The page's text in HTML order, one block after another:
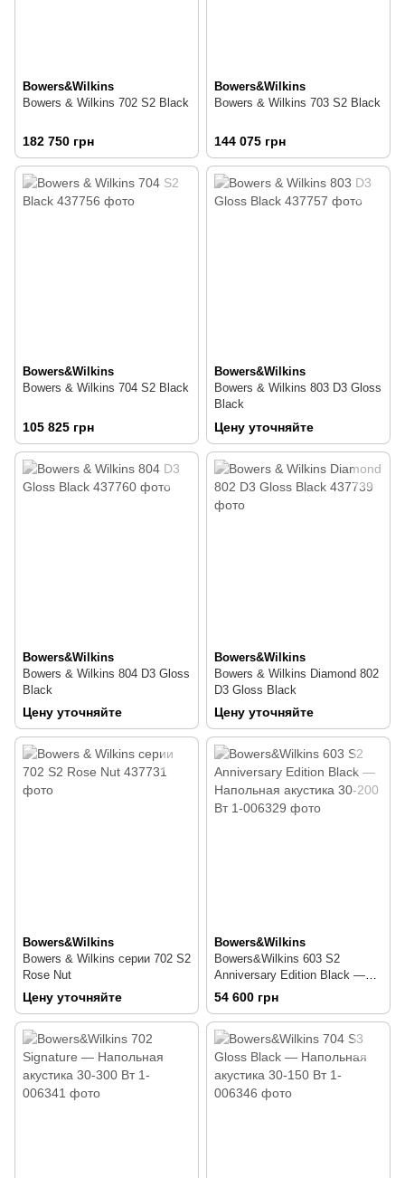
Bowers&Wilkins
Bowers & Wilkins 702 S2 Black
182 750 грн
Bowers&Wilkins
Bowers & Wilkins 703 S2 Black
144 075 грн
Bowers&Wilkins
Bowers & Wilkins 704 S2 Black
105 825 грн
Bowers&Wilkins
Bowers & Wilkins 803 D3 Gloss
Black
Цену уточняйте
Bowers&Wilkins
Bowers & Wilkins 804 D3 Gloss
Black
Цену уточняйте
Bowers&Wilkins
Bowers & Wilkins Diamond 802
D3 Gloss Black
Цену уточняйте
Bowers&Wilkins
Bowers & Wilkins серии 702 S2
Rose Nut
Цену уточняйте
Bowers&Wilkins
Bowers&Wilkins 603 S2
Anniversary Edition Black —
Напольная акустика 30-200 Вт
54 600 грн